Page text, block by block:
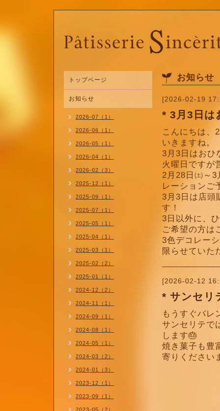
お知らせ
[2026-02-19
* 3月3日は
こんにちは、
いきますね。
3月3日はおひ
火曜日ですが
2月28日㈯～
レーションご
3月3日は店頭
す！
3日以外に、
ご希望の方は
3色デコレー
限らせていた
[2026-02-12
* サンセ
もうすぐバレ
サンセリテで
します🎂
焼き菓子も豊
寄りください
トップページ
お知らせ
2026-07（1）
2026-06（1）
2026-05（1）
2026-04（1）
2026-02（3）
2025-12（1）
2025-09（1）
2025-07（1）
2025-05（1）
2025-04（1）
2025-03（1）
2025-02（2）
2025-01（1）
2024-12（2）
2024-11（1）
2024-09（1）
2024-08（1）
2024-05（1）
2024-03（2）
2024-01（3）
2023-12（1）
2023-09（1）
2023-05（2）